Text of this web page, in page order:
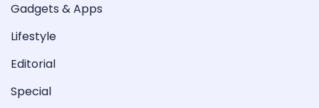
Gadgets & Apps
Lifestyle
Editorial
Special